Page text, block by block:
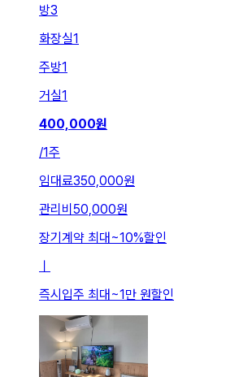
방3
화장실1
주방1
거실1
400,000원
/1주
임대료350,000원
관리비 50,000원
장기계약 최대 ~10%할인
즉시입주 최대 ~1만 원할인